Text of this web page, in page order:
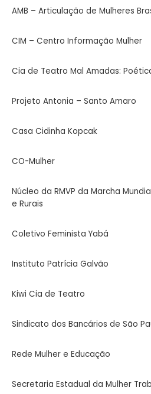
AMB – Articulação de Mulheres
CIM – Centro Informação Mulher
Cia de Teatro Mal Amadas:
Projeto Antonia – Santo Amaro
Casa Cidinha Kopcak
CO-Mulher
Núcleo da RMVP da Marcha
e Rurais
Coletivo Feminista Yabá
Instituto Patrícia Galvão
Kiwi Cia de Teatro
Sindicato dos Bancários de São
Rede Mulher e Educação
Secretaria Estadual da Mulher